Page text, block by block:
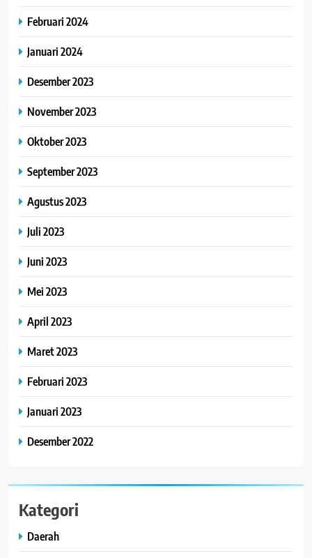
Februari 2024
Januari 2024
Desember 2023
November 2023
Oktober 2023
September 2023
Agustus 2023
Juli 2023
Juni 2023
Mei 2023
April 2023
Maret 2023
Februari 2023
Januari 2023
Desember 2022
Kategori
Daerah